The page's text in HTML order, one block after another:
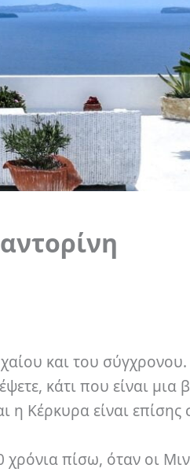
και του
κάτι που είναι
Κέρκυρα είναι επίσης
πίσω, όταν οι